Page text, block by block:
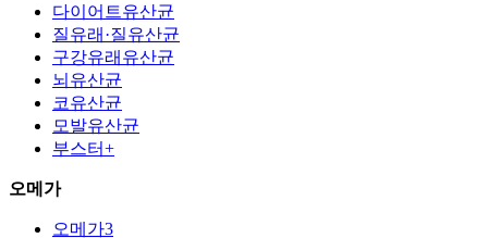
다이어트유산균
질유래·질유산균
구강유래유산균
뇌유산균
코유산균
모발유산균
부스터+
오메가
오메가3